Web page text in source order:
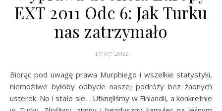
EXT 2011 Odc 6: Jak Turku
nas zatrzymało
17/07/2011
Biorąc pod uwagę prawa Murphiego i wszelkie statystyki,
niemożliwe byłoby odbycie naszej podróży bez żadnych
usterek. No i stało sie… Utknęliśmy w Finlandii, a konkretnie